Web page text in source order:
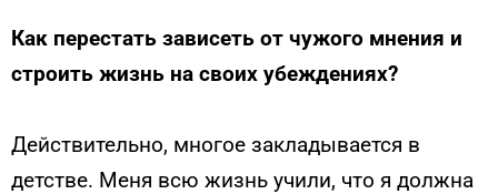
Как перестать зависеть от чужого мнения и
строить жизнь на своих убеждениях?
Действительно, многое закладывается в
детстве. Меня всю жизнь учили, что я должна